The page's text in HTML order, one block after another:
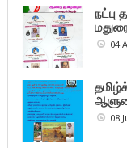
நட்பு
04
08